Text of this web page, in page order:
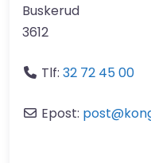
Buskerud
3612
Tlf: 32 72 45 00
Epost: post@